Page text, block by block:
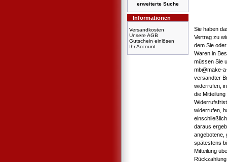
erweiterte Suche
Informationen
Versandkosten
Unsere AGB
Gutschein einlösen
Ihr Account
Sie haben
Vertrag zu
dem Sie
Waren in
müssen Sie
mb@make-
versandter
widerrufen,
die
widerrufen,
daraus
angebotene,
spätestens
Mitteilung